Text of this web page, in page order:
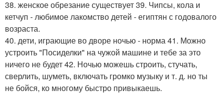
38. женское обрезание существует 39. Чипсы, кола и
кетчуп - любимое лакомство детей - египтян с годовалого
возраста.
40. дети, играющие во дворе ночью - норма 41. Можно
устроить "Посиделки" на чужой машине и тебе за это
ничего не будет 42. Ночью можешь строить, стучать,
сверлить, шуметь, включать громко музыку и т. д. но ты
не бойся, ко многому быстро привыкаешь.